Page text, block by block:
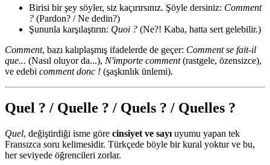
Birisi bir şey söyler, siz kaçırırsınız. Şöyle dersiniz: Comment
? (Pardon? / Ne dedin?)
Şununla karşılaştırın: Quoi ? (Ne?! Kaba, hatta sert gelebilir.)
Comment, bazı kalıplaşmış ifadelerde de geçer: Comment se fait-il
que... (Nasıl oluyor da...), N'importe comment(rastgele, özensizce),
ve edebi comment donc ! (şaşkınlık ünlemi).
Quel ? / Quelle ? / Quels ? / Quelles ?
Quel, değiştirdiği isme göre cinsiyet ve sayı uyumu yapan tek
Fransızca soru kelimesidir. Türkçede böyle bir kural yoktur ve bu,
her seviyede öğrencileri zorlar.